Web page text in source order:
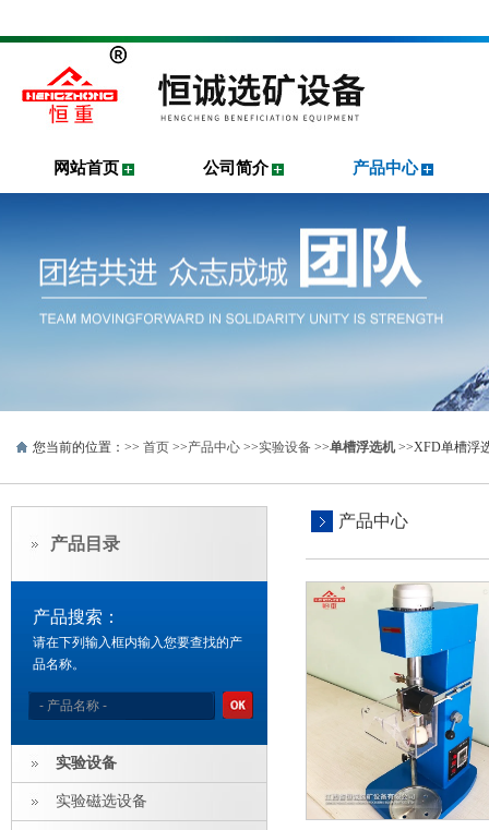
网站首页 公司简介 产品中心
您当前的位置：>> 首页 >>产品中心 >>实验设备 >>单槽浮选机>>XFD单槽浮
产品目录
产品搜索：
请在下列输入框内输入您要查找的产
品名称。
实验设备
实验磁选设备
产品中心